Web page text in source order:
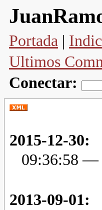
Portada |
Ultimos
Conectar:
2015-12-30:
09:36:58 —
2013-09-01: